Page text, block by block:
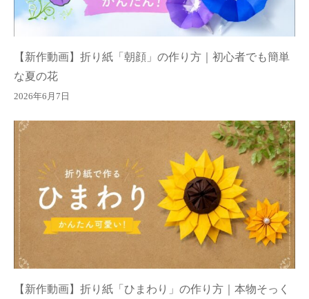
【新作動画】折り紙「朝顔」の作り方｜初心者でも簡単
な夏の花
2026年6月7日
【新作動画】折り紙「ひまわり」の作り方｜本物そっく